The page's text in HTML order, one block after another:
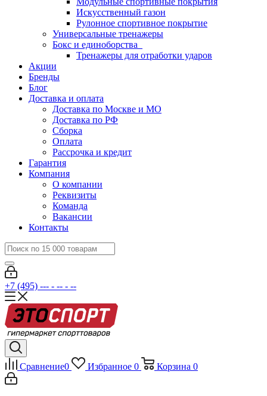
Искусственный газон
Рулонное спортивное покрытие
Универсальные тренажеры
Бокс и единоборства
Тренажеры для отработки ударов
Акции
Бренды
Блог
Доставка и оплата
Доставка по Москве и МО
Доставка по РФ
Сборка
Оплата
Рассрочка и кредит
Гарантия
Компания
О компании
Реквизиты
Команда
Вакансии
Контакты
+7 (495) --- - -- - --
Сравнение0 Избранное 0 Корзина 0